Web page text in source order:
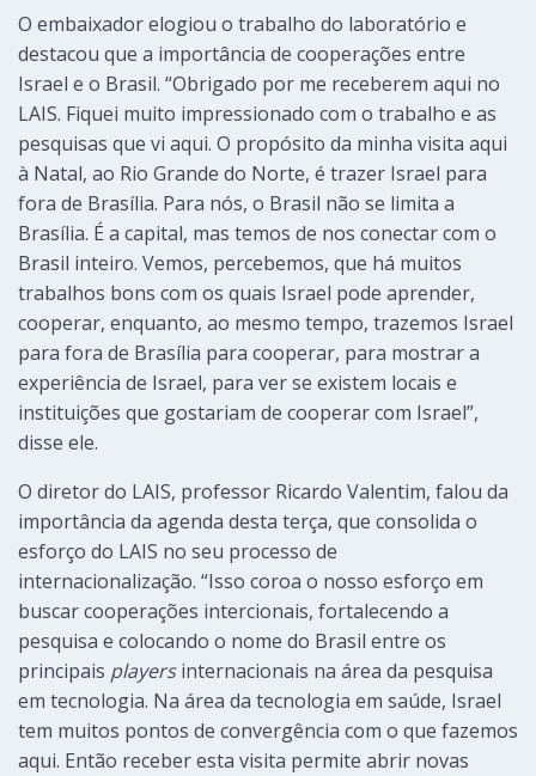
O embaixador elogiou o trabalho do laboratório e
destacou que a importância de cooperações entre
Israel e o Brasil. “Obrigado por me receberem aqui no
LAIS. Fiquei muito impressionado com o trabalho e as
pesquisas que vi aqui. O propósito da minha visita aqui
à Natal, ao Rio Grande do Norte, é trazer Israel para
fora de Brasília. Para nós, o Brasil não se limita a
Brasília. É a capital, mas temos de nos conectar com o
Brasil inteiro. Vemos, percebemos, que há muitos
trabalhos bons com os quais Israel pode aprender,
cooperar, enquanto, ao mesmo tempo, trazemos Israel
para fora de Brasília para cooperar, para mostrar a
experiência de Israel, para ver se existem locais e
instituições que gostariam de cooperar com Israel”,
disse ele.
O diretor do LAIS, professor Ricardo Valentim, falou da
importância da agenda desta terça, que consolida o
esforço do LAIS no seu processo de
internacionalização. “Isso coroa o nosso esforço em
buscar cooperações intercionais, fortalecendo a
pesquisa e colocando o nome do Brasil entre os
principais playersinternacionais na área da pesquisa
em tecnologia. Na área da tecnologia em saúde, Israel
tem muitos pontos de convergência com o que fazemos
aqui. Então receber esta visita permite abrir novas